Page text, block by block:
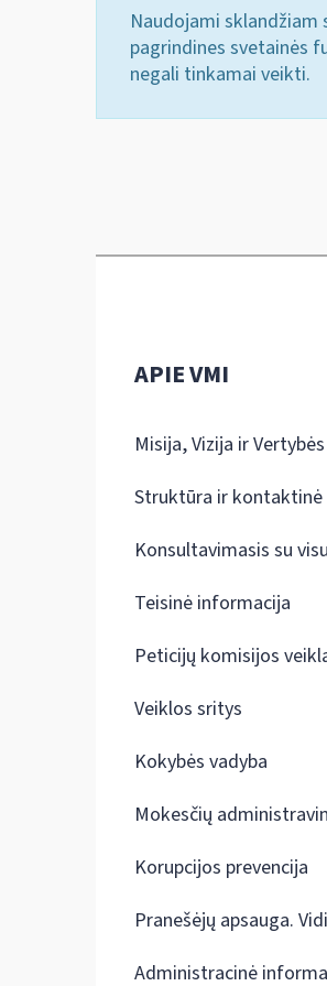
Naudojami
pagrindines svetainės
negali tinkamai veikti.
APIE VMI
Misija, Vizija ir Vertybės
Struktūra ir
Konsultavimasis su
Teisinė informacija
Peticijų komisijos
Veiklos sritys
Kokybės vadyba
Mokesčių
Korupcijos prevencija
Pranešėjų apsauga.
Administracinė